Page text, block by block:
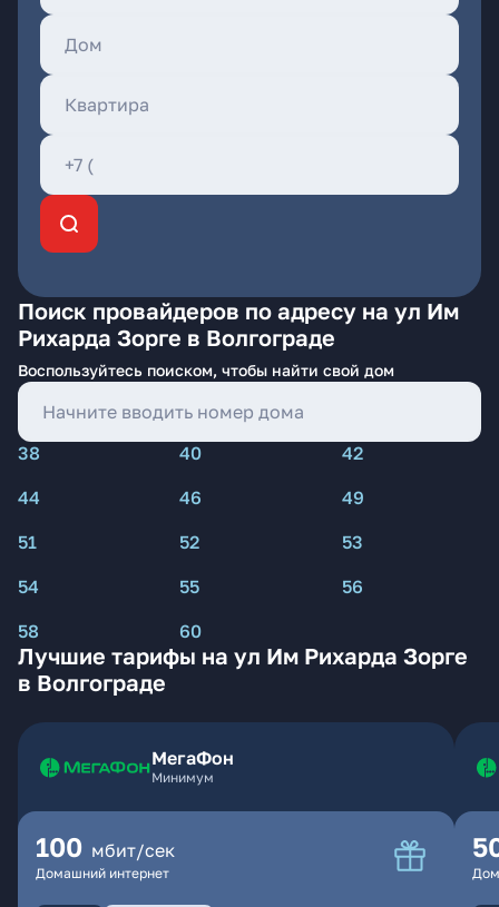
Поиск провайдеров по адресу на ул Им
Рихарда Зорге в Волгограде
Воспользуйтесь поиском, чтобы найти свой дом
38 40
42
44
46
49
51
52
53
54
55
56
58
60
Лучшие тарифы на ул Им Рихарда Зорге
в Волгограде
МегаФон
Минимум
100 мбит/сек
Домашний интернет